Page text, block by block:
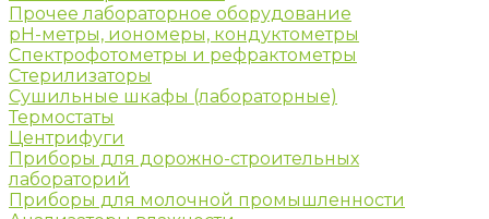
Прочее лабораторное оборудование
рН-метры, иономеры, кондуктометры
Спектрофотометры и рефрактометры
Стерилизаторы
Сушильные шкафы (лабораторные)
Термостаты
Центрифуги
Приборы для дорожно-строительных
лабораторий
Приборы для молочной промышленности